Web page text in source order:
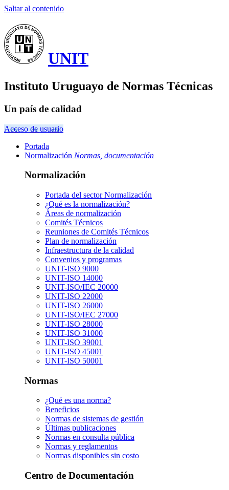
Saltar al contenido
UNIT
Instituto Uruguayo de Normas Técnicas
Un país de calidad
Acceso de usuario
Portada
Normalización Normas, documentación
Normalización
Portada del sectorNormalización
¿Qué es la normalización?
Áreas de normalización
Comités Técnicos
Reuniones de Comités Técnicos
Plan de normalización
Infraestructura de la calidad
Convenios y programas
UNIT-ISO 9000
UNIT-ISO 14000
UNIT-ISO/IEC 20000
UNIT-ISO 22000
UNIT-ISO 26000
UNIT-ISO/IEC 27000
UNIT-ISO 28000
UNIT-ISO 31000
UNIT-ISO 39001
UNIT-ISO 45001
UNIT-ISO 50001
Normas
¿Qué es una norma?
Beneficios
Normas de sistemas de gestión
Últimas publicaciones
Normas en consulta pública
Normas y reglamentos
Normas disponibles sin costo
Centro de Documentación